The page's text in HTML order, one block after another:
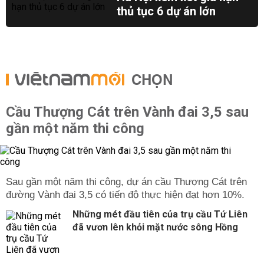
thủ tục 6 dự án lớn
CHỌN
Cầu Thượng Cát trên Vành đai 3,5 sau
gần một năm thi công
Sau gần một năm thi công, dự án cầu Thượng Cát trên
đường Vành đai 3,5 có tiến độ thực hiện đạt hơn 10%.
Những mét đầu tiên của trụ cầu Tứ Liên
đã vươn lên khỏi mặt nước sông Hồng